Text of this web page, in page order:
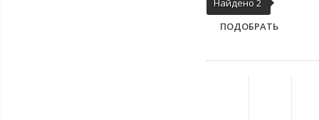
Найдено 2
ПОДОБРАТЬ